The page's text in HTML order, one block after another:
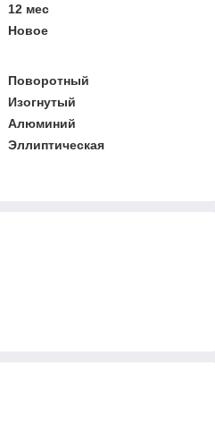
12 мес
Новое
Поворотный
Изогнутый
Алюминий
Эллиптическая